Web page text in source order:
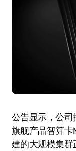
公告显示，公
旗舰产品智算
建的大规模集